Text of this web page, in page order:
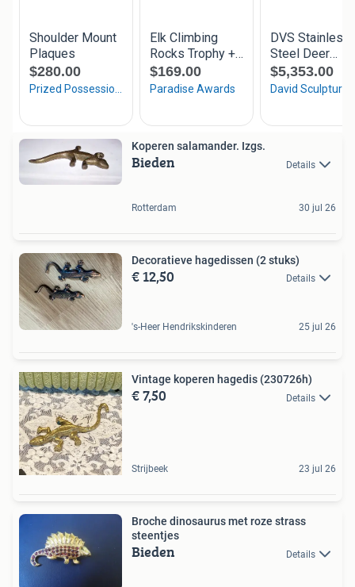
Koperen salamander. Izgs.
Bieden Details
Rotterdam 30 jul 26
Decoratieve hagedissen (2 stuks)
€ 12,50 Details
's-Heer Hendrikskinderen 25 jul 26
Vintage koperen hagedis (230726h)
€ 7,50 Details
Strijbeek 23 jul 26
Broche dinosaurus met roze strass
steentjes
Bieden Details